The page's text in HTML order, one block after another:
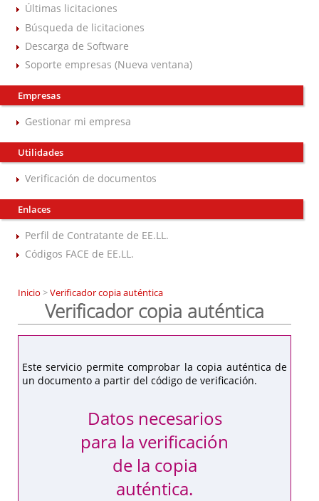
Últimas licitaciones
Búsqueda de licitaciones
Descarga de Software
Soporte empresas (Nueva ventana)
Empresas
Gestionar mi empresa
Utilidades
Verificación de documentos
Enlaces
Perfil de Contratante de EE.LL.
Códigos FACE de EE.LL.
Inicio >Verificador copia auténtica
Verificador copia auténtica
Este servicio permite comprobar la copia auténtica de
un documento a partir del código de verificación.
Datos necesarios
para la verificación
de la copia
auténtica.